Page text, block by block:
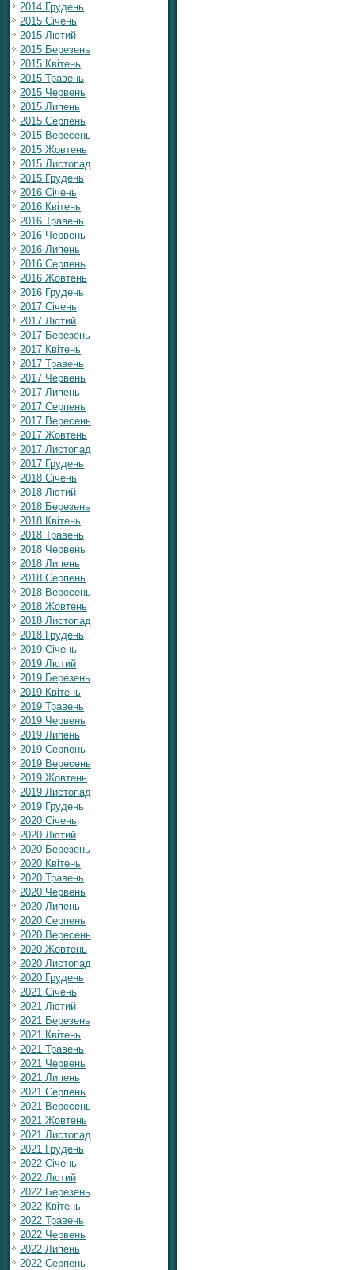
2014 Грудень
2015 Січень
2015 Лютий
2015 Березень
2015 Квітень
2015 Травень
2015 Червень
2015 Липень
2015 Серпень
2015 Вересень
2015 Жовтень
2015 Листопад
2015 Грудень
2016 Січень
2016 Квітень
2016 Травень
2016 Червень
2016 Липень
2016 Серпень
2016 Жовтень
2016 Грудень
2017 Січень
2017 Лютий
2017 Березень
2017 Квітень
2017 Травень
2017 Червень
2017 Липень
2017 Серпень
2017 Вересень
2017 Жовтень
2017 Листопад
2017 Грудень
2018 Січень
2018 Лютий
2018 Березень
2018 Квітень
2018 Травень
2018 Червень
2018 Липень
2018 Серпень
2018 Вересень
2018 Жовтень
2018 Листопад
2018 Грудень
2019 Січень
2019 Лютий
2019 Березень
2019 Квітень
2019 Травень
2019 Червень
2019 Липень
2019 Серпень
2019 Вересень
2019 Жовтень
2019 Листопад
2019 Грудень
2020 Січень
2020 Лютий
2020 Березень
2020 Квітень
2020 Травень
2020 Червень
2020 Липень
2020 Серпень
2020 Вересень
2020 Жовтень
2020 Листопад
2020 Грудень
2021 Січень
2021 Лютий
2021 Березень
2021 Квітень
2021 Травень
2021 Червень
2021 Липень
2021 Серпень
2021 Вересень
2021 Жовтень
2021 Листопад
2021 Грудень
2022 Січень
2022 Лютий
2022 Березень
2022 Квітень
2022 Травень
2022 Червень
2022 Липень
2022 Серпень